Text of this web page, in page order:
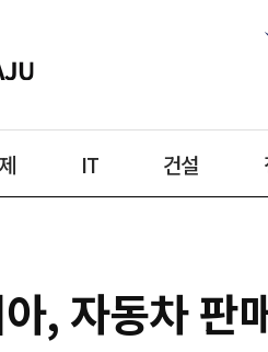
IT 건설
, 자동차 판